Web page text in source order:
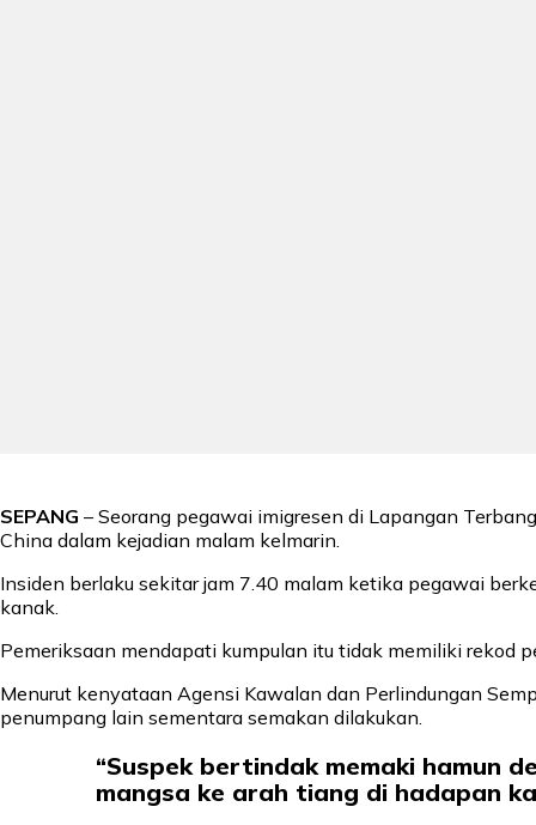
SEPANG – Seorang pegawai imigresen di Lapangan
China dalam kejadian malam kelmarin.
Insiden berlaku sekitar jam 7.40 malam ketika pegawai
kanak.
Pemeriksaan mendapati kumpulan itu tidak memiliki rekod
Menurut kenyataan Agensi Kawalan dan Perlindungan
penumpang lain sementara semakan dilakukan.
“Suspek bertindak memaki hamun
mangsa ke arah tiang di hadapan